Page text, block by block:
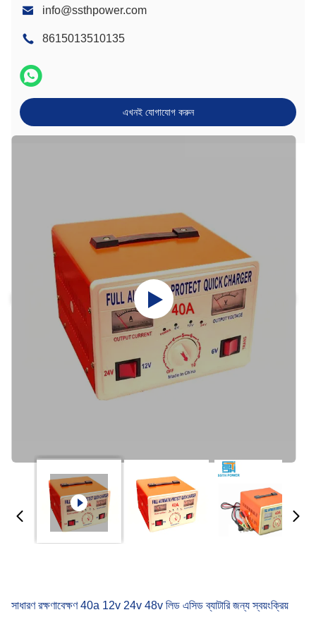
info@ssthpower.com
8615013510135
এখনই যোগাযোগ করুন
সাধারণ রক্ষণাবেক্ষণ 40a 12v 24v 48v লিড এসিড ব্যাটারি জন্য স্বয়ংক্রিয়